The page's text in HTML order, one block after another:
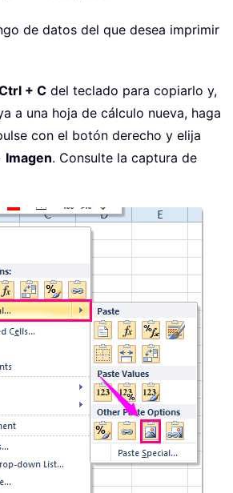
de datos del que desea imprimir
+ C del teclado para copiarlo y,
a una hoja de cálculo nueva, haga
con el botón derecho y elija
Imagen. Consulte la captura de